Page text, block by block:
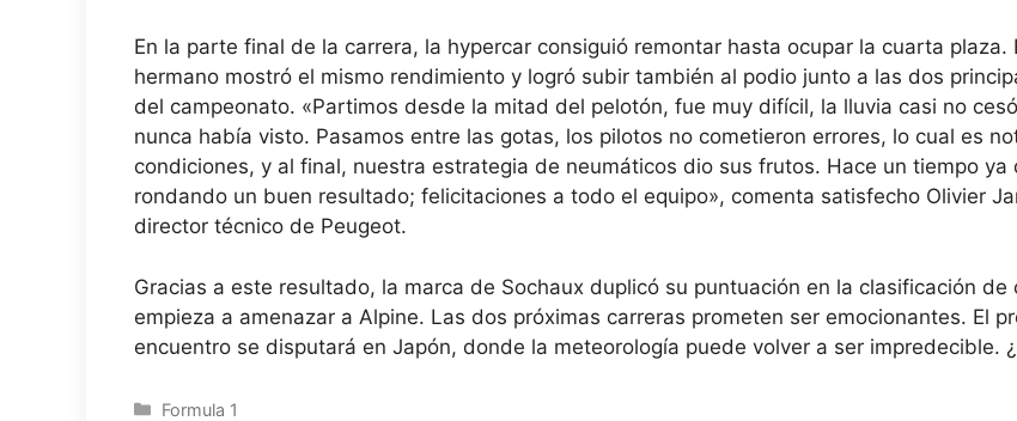
En la parte final de la carrera, la hypercar consiguió remontar hasta ocupar la cuarta plaza.
hermano mostró el mismo rendimiento y logró subir también al podio junto a las dos
del campeonato. «Partimos desde la mitad del pelotón, fue muy difícil, la lluvia casi no
nunca había visto. Pasamos entre las gotas, los pilotos no cometieron errores, lo cual es
condiciones, y al final, nuestra estrategia de neumáticos dio sus frutos. Hace un tiempo ya
rondando un buen resultado; felicitaciones a todo el equipo», comenta satisfecho Olivier
director técnico de Peugeot.
Gracias a este resultado, la marca de Sochaux duplicó su puntuación en la clasificación de
empieza a amenazar a Alpine. Las dos próximas carreras prometen ser emocionantes. El
encuentro se disputará en Japón, donde la meteorología puede volver a ser impredecible.
Categorías
Formula 1